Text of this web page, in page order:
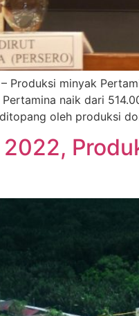
Produksi minyak
naik dari
oleh produksi